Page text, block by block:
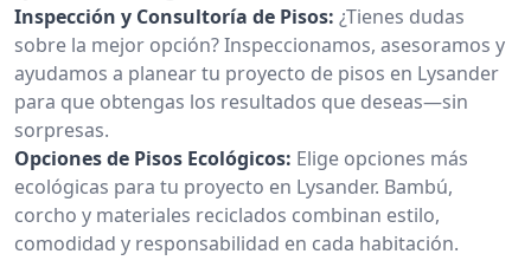
Inspección y Consultoría de Pisos: ¿Tienes dudas
sobre la mejor opción? Inspeccionamos, asesoramos y
ayudamos a planear tu proyecto de pisos en Lysander
para que obtengas los resultados que deseas—sin
sorpresas.
Opciones de Pisos Ecológicos: Elige opciones más
ecológicas para tu proyecto en Lysander. Bambú,
corcho y materiales reciclados combinan estilo,
comodidad y responsabilidad en cada habitación.